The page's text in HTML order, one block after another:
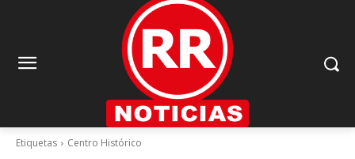
Etiquetas Centro Histórico